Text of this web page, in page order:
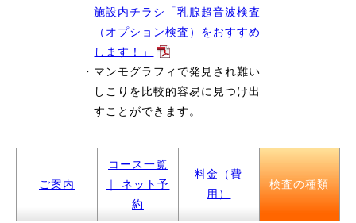
施設内チラシ「乳腺超音波検査
（オプション検査）をおすすめ
します！」
・ マンモグラフィで発見され難い
しこりを比較的容易に見つけ出
すことができます。
ご案内
コース一覧
｜ ネット予
約
料金（費
用）
検査の種類